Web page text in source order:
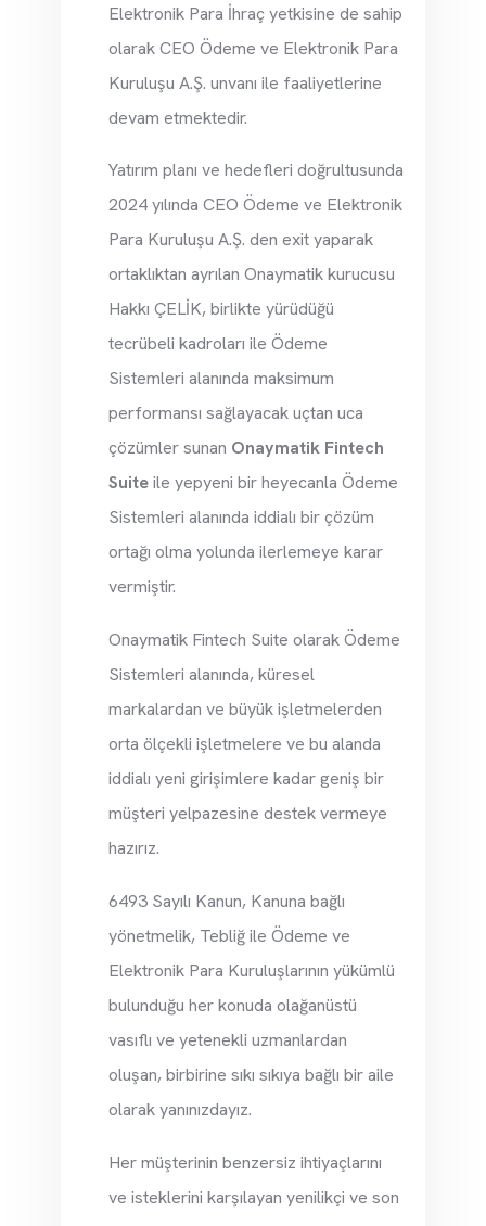
Elektronik Para İhraç yetkisine de sahip
olarak CEO Ödeme ve Elektronik Para
Kuruluşu A.Ş. unvanı ile faaliyetlerine
devam etmektedir.
Yatırım planı ve hedefleri doğrultusunda
2024 yılında CEO Ödeme ve Elektronik
Para Kuruluşu A.Ş. den exit yaparak
ortaklıktan ayrılan Onaymatik kurucusu
Hakkı ÇELİK, birlikte yürüdüğü
tecrübeli kadroları ile Ödeme
Sistemleri alanında maksimum
performansı sağlayacak uçtan uca
çözümler sunan Onaymatik Fintech
Suiteile yepyeni bir heyecanla Ödeme
Sistemleri alanında iddialı bir çözüm
ortağı olma yolunda ilerlemeye karar
vermiştir.
Onaymatik Fintech Suite olarak Ödeme
Sistemleri alanında, küresel
markalardan ve büyük işletmelerden
orta ölçekli işletmelere ve bu alanda
iddialı yeni girişimlere kadar geniş bir
müşteri yelpazesine destek vermeye
hazırız.
6493 Sayılı Kanun, Kanuna bağlı
yönetmelik, Tebliğ ile Ödeme ve
Elektronik Para Kuruluşlarının yükümlü
bulunduğu her konuda olağanüstü
vasıflı ve yetenekli uzmanlardan
oluşan, birbirine sıkı sıkıya bağlı bir aile
olarak yanınızdayız.
Her müşterinin benzersiz ihtiyaçlarını
ve isteklerini karşılayan yenilikçi ve son